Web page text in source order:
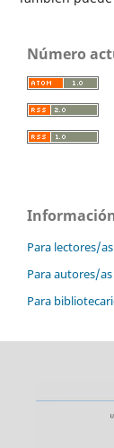
Número
Para lectores/as
Para autores/as
Para